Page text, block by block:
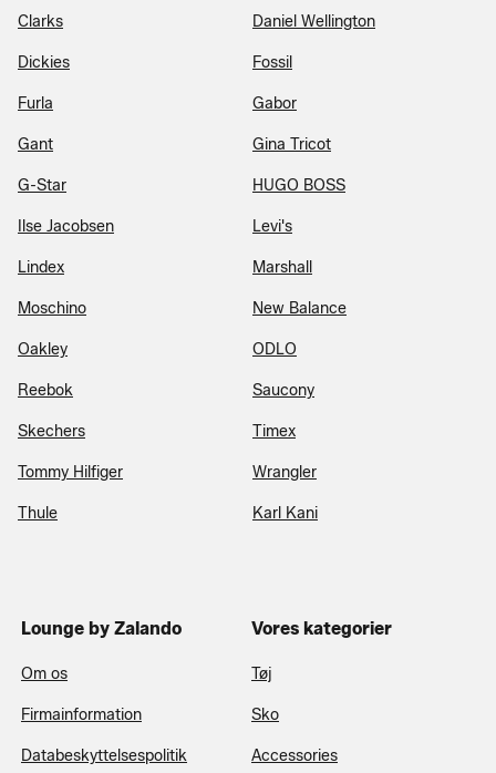
Clarks Daniel Wellington
Dickies Fossil
Furla Gabor
Gant Gina Tricot
G-Star HUGO BOSS
Ilse Jacobsen Levi's
Lindex Marshall
Moschino New Balance
Oakley ODLO
Reebok Saucony
Skechers Timex
Tommy Hilfiger Wrangler
Thule Karl Kani
Lounge by Zalando
Om os
Firmainformation
Databeskyttelsespolitik
Vores kategorier
Tøj
Sko
Accessories